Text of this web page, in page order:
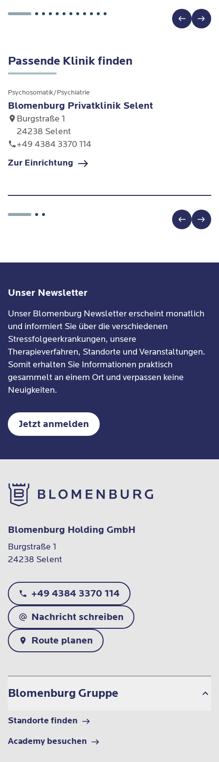
Passende Klinik finden
Psychosomatik/Psychiatrie
Blomenburg Privatklinik Selent
Burgstraße 1
24238 Selent
+49 4384 3370 114
Zur Einrichtung
Unser Newsletter
Unser Blomenburg Newsletter erscheint monatlich
und informiert Sie über die verschiedenen
Stressfolgeerkrankungen, unsere
Therapieverfahren, Standorte und Veranstaltungen.
Somit erhalten Sie Informationen praktisch
gesammelt an einem Ort und verpassen keine
Neuigkeiten.
Jetzt anmelden
Blomenburg Holding GmbH
Burgstraße 1
24238 Selent
+49 4384 3370 114
Nachricht schreiben
Route planen
Blomenburg Gruppe
Standorte finden
Academy besuchen